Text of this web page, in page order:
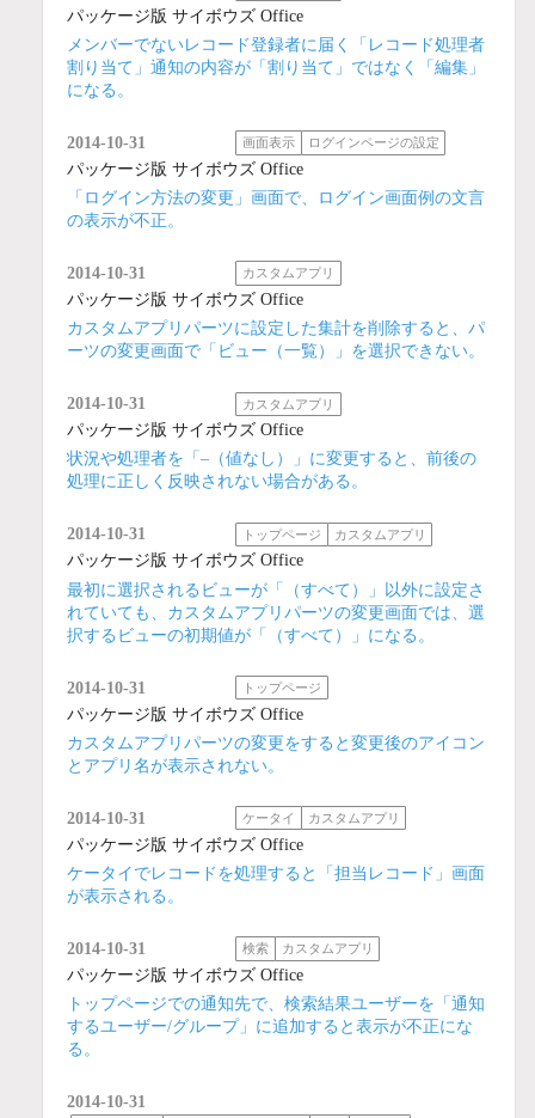
パッケージ版 サイボウズ Office
メンバーでないレコード登録者に届く「レコード処理者
割り当て」通知の内容が「割り当て」ではなく「編集」
になる。
2014-10-31 画面表示 ログインページの設定
パッケージ版 サイボウズ Office
「ログイン方法の変更」画面で、ログイン画面例の文言
の表示が不正。
2014-10-31 カスタムアプリ
パッケージ版 サイボウズ Office
カスタムアプリパーツに設定した集計を削除すると、パ
ーツの変更画面で「ビュー（一覧）」を選択できない。
2014-10-31 カスタムアプリ
パッケージ版 サイボウズ Office
状況や処理者を「–（値なし）」に変更すると、前後の
処理に正しく反映されない場合がある。
2014-10-31 トップページ カスタムアプリ
パッケージ版 サイボウズ Office
最初に選択されるビューが「（すべて）」以外に設定さ
れていても、カスタムアプリパーツの変更画面では、選
択するビューの初期値が「（すべて）」になる。
2014-10-31 トップページ
パッケージ版 サイボウズ Office
カスタムアプリパーツの変更をすると変更後のアイコン
とアプリ名が表示されない。
2014-10-31 ケータイ カスタムアプリ
パッケージ版 サイボウズ Office
ケータイでレコードを処理すると「担当レコード」画面
が表示される。
2014-10-31 検索 カスタムアプリ
パッケージ版 サイボウズ Office
トップページでの通知先で、検索結果ユーザーを「通知
するユーザー/グループ」に追加すると表示が不正にな
る。
2014-10-31